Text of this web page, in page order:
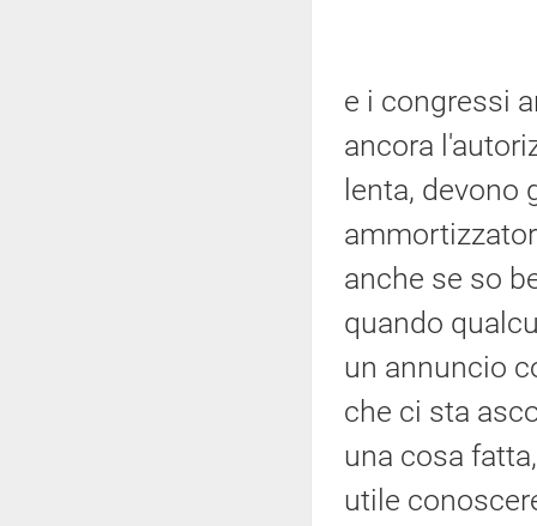
e i congressi
ancora
lenta,
anche se so
quando
un annuncio
che ci sta
una cosa
utile